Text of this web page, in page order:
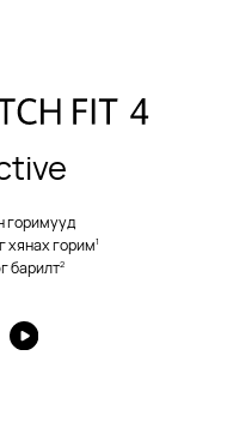
горимууд
хянах горим1
барилт2